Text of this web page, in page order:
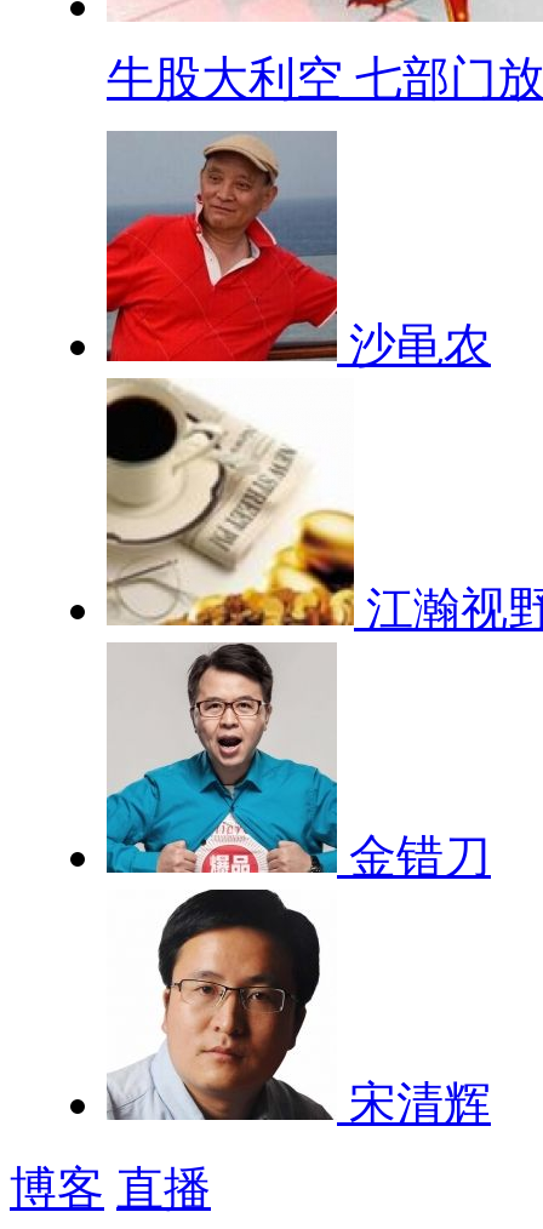
牛股大利空 七部门
沙黾农
江瀚视
金错刀
宋清辉
博客 直播